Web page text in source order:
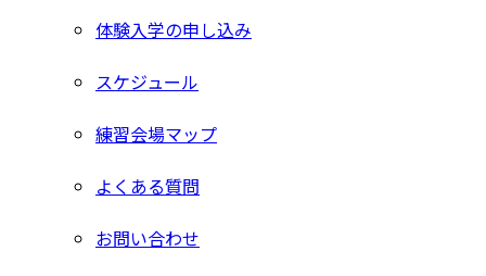
体験入学の申し込み
スケジュール
練習会場マップ
よくある質問
お問い合わせ